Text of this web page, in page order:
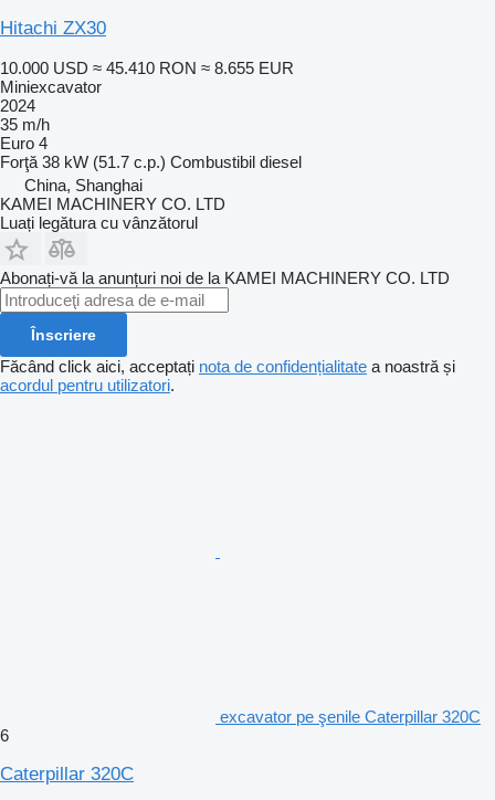
Hitachi ZX30
10.000 USD ≈ 45.410 RON ≈ 8.655 EUR
Miniexcavator
2024
35 m/h
Euro 4
Forţă 38 kW (51.7 c.p.) Combustibil diesel
China, Shanghai
KAMEI MACHINERY CO. LTD
Luați legătura cu vânzătorul
Abonați-vă la anunțuri noi de la KAMEI MACHINERY CO. LTD
Înscriere
Făcând click aici, acceptați nota de confidențialitate a noastră și
acordul pentru utilizatori.
excavator pe şenile Caterpillar 320C
6
Caterpillar 320C